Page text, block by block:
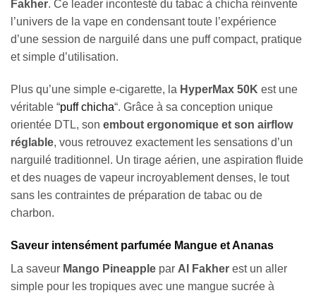
Fakher. Ce leader incontesté du tabac à chicha réinvente
l’univers de la vape en condensant toute l’expérience
d’une session de narguilé dans une puff compact, pratique
et simple d’utilisation.
Plus qu’une simple e-cigarette, la HyperMax 50K est une
véritable “puff chicha“. Grâce à sa conception unique
orientée DTL, son embout ergonomique et son airflow
réglable, vous retrouvez exactement les sensations d’un
narguilé traditionnel. Un tirage aérien, une aspiration fluide
et des nuages de vapeur incroyablement denses, le tout
sans les contraintes de préparation de tabac ou de
charbon.
Saveur intensément parfumée Mangue et Ananas
La saveur Mango Pineapple par Al Fakher est un aller
simple pour les tropiques avec une mangue sucrée à